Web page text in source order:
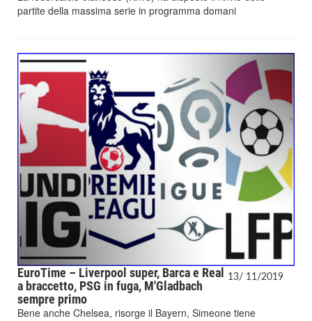
partite della massima serie in programma domani
13/ 11/2019
EuroTime – Liverpool super, Barca e Real
a braccetto, PSG in fuga, M'Gladbach
sempre primo
Bene anche Chelsea, risorge il Bayern, Simeone tiene